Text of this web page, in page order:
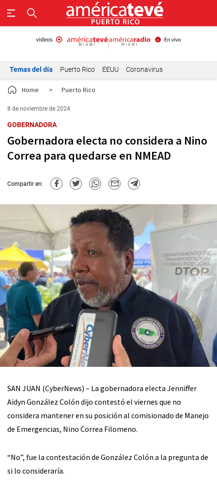
Temas del día Puerto Rico EEUU Coronavirus
Home > Puerto Rico
8 de noviembre de 2024
GOBERNADORA
Gobernadora electa no considera a Nino
Correa para quedarse en NMEAD
Compartir en:
SAN JUAN (CyberNews) – La gobernadora electa Jenniffer
Aidyn González Colón dijo contestó el viernes que no
considera mantener en su posición al comisionado de Manejo
de Emergencias, Nino Correa Filomeno.
“No”, fue la contestación de González Colón a la pregunta de
si lo consideraría.